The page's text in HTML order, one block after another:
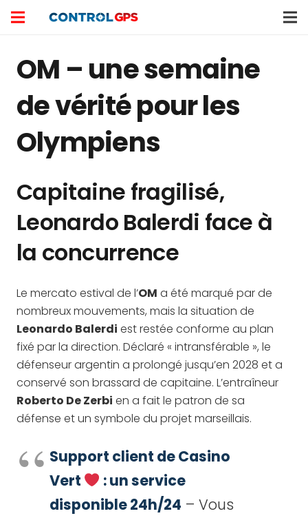
OM – une semaine
de vérité pour les
Olympiens
Capitaine fragilisé,
Leonardo Balerdi face à
la concurrence
Le mercato estival de l’OM a été marqué par de
nombreux mouvements, mais la situation de
Leonardo Balerdi est restée conforme au plan
fixé par la direction. Déclaré « intransférable », le
défenseur argentin a prolongé jusqu’en 2028 et a
conservé son brassard de capitaine. L’entraîneur
Roberto De Zerbi en a fait le patron de sa
défense et un symbole du projet marseillais.
Support client de Casino
Vert
: un service
disponible 24h/24 – Vous